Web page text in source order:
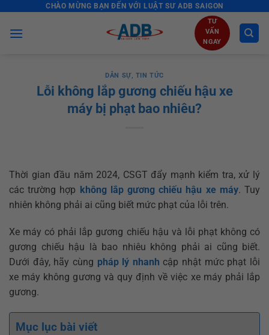
content
CHÀO MỪNG BẠN ĐẾN VỚI LUẬT SƯ ADB SAIGON
TƯ
VẤN
NGAY
DÂN SỰ, TIN TỨC
Lỗi không lắp gương chiếu hậu xe
máy bị phạt bao nhiêu?
Thời gian đầu năm 2024, CSGT đẩy mạnh kiểm tra, xử lý
các trường hợp không lắp gương chiếu hậu xe máy. Tuy
nhiên không phải ai cũng biết mức phạt của lỗi trên.
Xe máy có phải lắp gương chiếu hậu và lỗi phạt không có
gương chiếu hậu là bao nhiêu không phải ai cũng biết.
Dưới đây, hãy cùng pháp lý nhanh cập nhật mức phạt lỗi
xe máy không gương và quy định về việc xe máy phải lắp
gương.
Mục lục bài viết